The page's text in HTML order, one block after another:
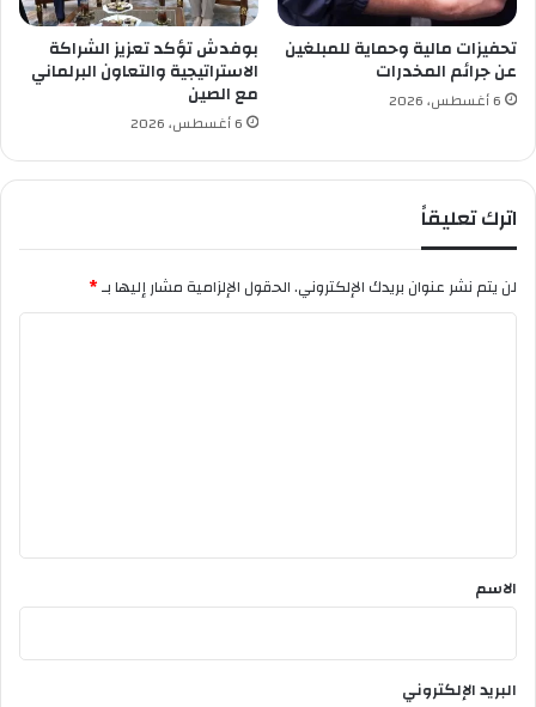
ك
ا
ن
ا
م
ل
خ
ص
ة
م
ا
ل
م
ن
"
تحفيزات مالية وحماية للمبلغين
عن جرائم المخدرات
6 أغسطس، 2026
بوفدش تؤكد تعزيز الشراكة
الاستراتيجية والتعاون البرلماني
مع الصين
6 أغسطس، 2026
اترك تعليقاً
لن يتم نشر عنوان بريدك الإلكتروني.الحقول الإلزامية مشار إليها بـ*
*
الاسم
البريد الإلكتروني